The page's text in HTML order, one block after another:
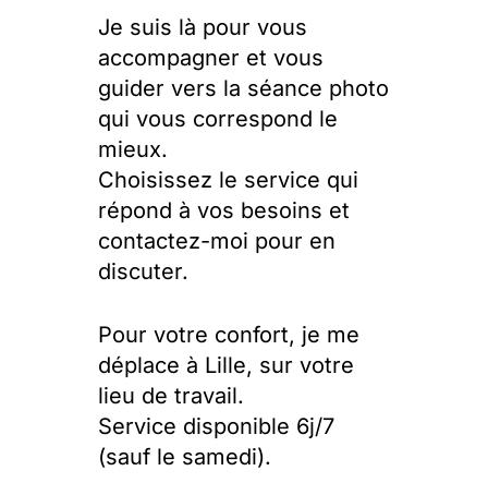
Je suis là pour vous
accompagner et vous
guider vers la séance photo
qui vous correspond le
mieux.
Choisissez le service qui
répond à vos besoins et
contactez-moi pour en
discuter.
Pour votre confort, je me
déplace à Lille, sur votre
lieu de travail.
Service disponible 6j/7
(sauf le samedi).